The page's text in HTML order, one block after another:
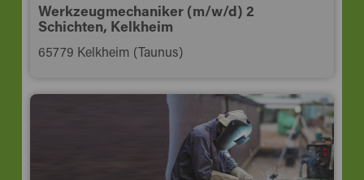
Werkzeugmechaniker (m/w/d) 2
Schichten, Kelkheim
65779 Kelkheim (Taunus)